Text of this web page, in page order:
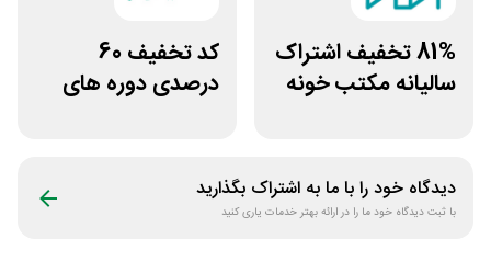
81% تخفیف اشتراک
سالیانه مکتب خونه
کد تخفیف 60
درصدی دوره های
دیدگاه خود را با ما به اشتراک بگذارید
با ثبت دیدگاه خود ما را در ارائه بهتر خدمات یاری کنید